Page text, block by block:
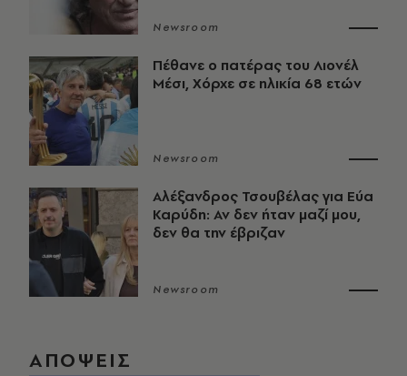
Newsroom
Πέθανε ο πατέρας του Λιονέλ
Μέσι, Χόρχε σε ηλικία 68 ετών
Newsroom
Αλέξανδρος Τσουβέλας για Εύα
Καρύδη: Αν δεν ήταν μαζί μου,
δεν θα την έβριζαν
Newsroom
ΑΠΟΨΕΙΣ